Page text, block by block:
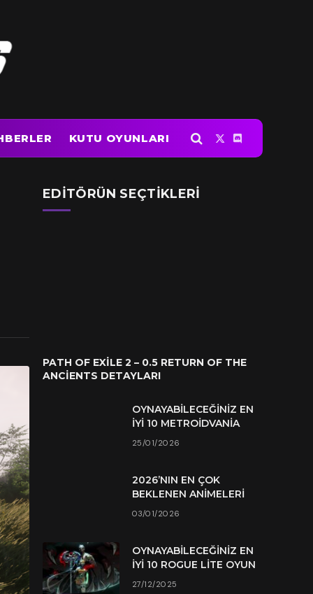
KUTU OYUNLARI
X
(Twitter)
Discord
EDITÖRÜN SEÇTIKLERI
PATH OF EXILE 2 – 0.5 RETURN OF THE
ANCIENTS DETAYLARI
OYNAYABILECEĞINIZ EN
İYI 10 METROIDVANIA
25/01/2026
2026’NIN EN ÇOK
BEKLENEN ANIMELERI
03/01/2026
OYNAYABILECEĞINIZ EN
İYI 10 ROGUE LITE OYUN
27/12/2025